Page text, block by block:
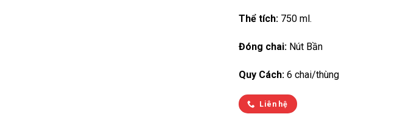
Thể tích:750 ml.
Đóng chai:Nút Bần
Quy Cách:6 chai/thùng
Liên hệ